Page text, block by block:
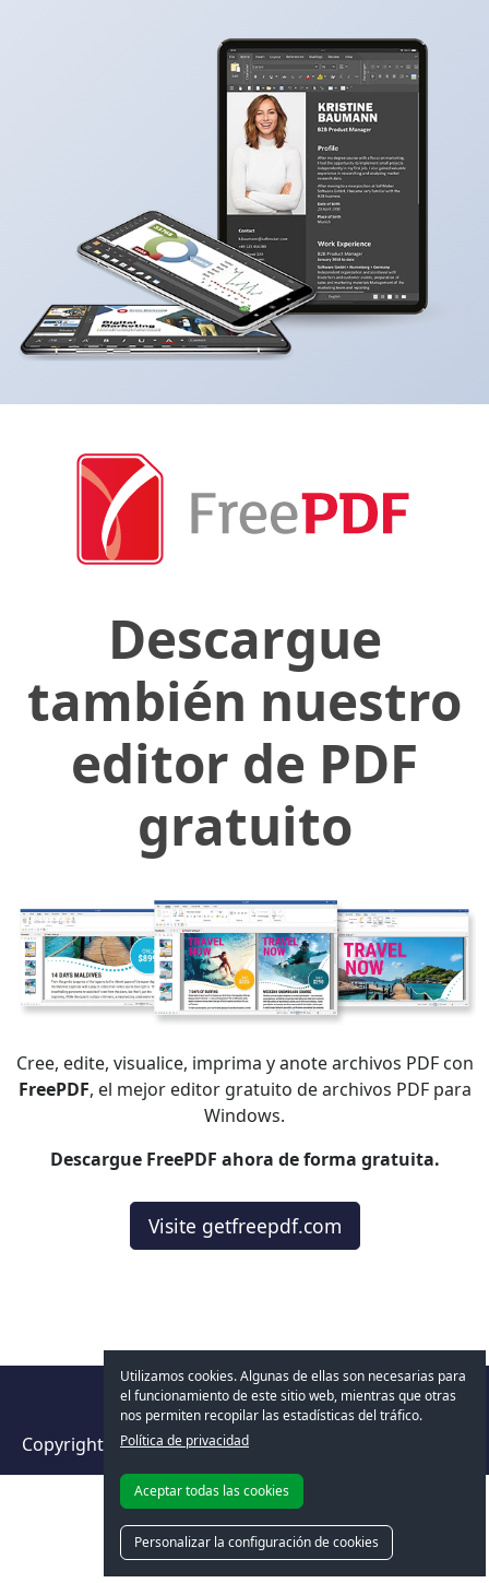
Descargue
también nuestro
editor de PDF
gratuito
Cree, edite, visualice, imprima y anote archivos PDF con
FreePDF, el mejor editor gratuito de archivos PDF para
Windows.
Descargue FreePDF ahora de forma gratuita.
Visite getfreepdf.com
Utilizamos cookies. Algunas de ellas son necesarias para
el funcionamiento de este sitio web, mientras que otras
nos permiten recopilar las estadísticas del tráfico.
Política de privacidad
Aceptar todas las cookies
Personalizar la configuración de cookies
Copyright © 2026SoftMaker